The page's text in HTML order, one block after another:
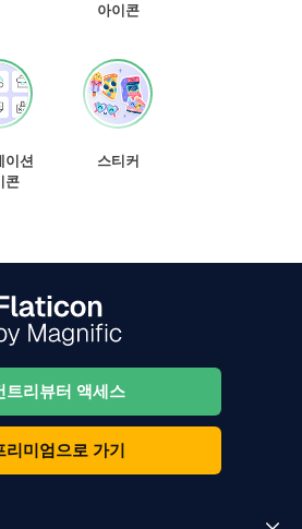
아이콘
이션
콘
스티커
트리뷰터 액세스
리미엄으로 가기